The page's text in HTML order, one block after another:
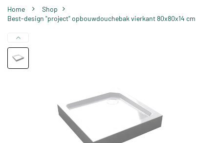
Home
Shop
Best-design "project" opbouwdouchebak vierkant 80x80x14 cm